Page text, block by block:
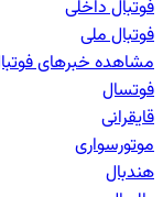
فوتبال داخلی
فوتبال ملی
مشاهده خبرهای
فوتسال
قایقرانی
موتورسواری
هندبال